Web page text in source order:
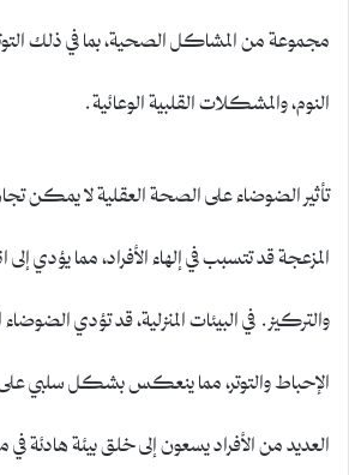
مجموعة من المشاكل الصحية، بما في ذلك
النوم، والمشكلات القلبية الوعائية.
تأثير الضوضاء على الصحة العقلية لا يمكن
المزعجة قد تتسبب في إلهاء الأفراد، مما يؤدي
والتركيز. في البيئات المنزلية، قد تؤدي
الإحباط والتوتر، مما ينعكس بشكل سلبي على
العديد من الأفراد يسعون إلى خلق بيئة هادئة